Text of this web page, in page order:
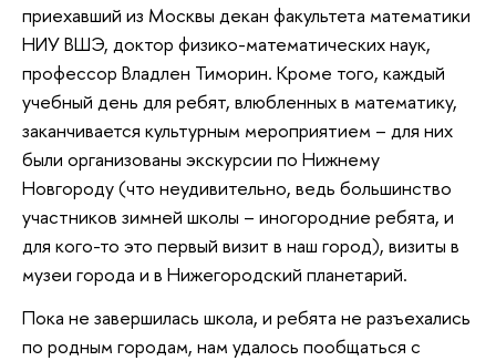
приехавший из Москвы декан факультета математики
НИУ ВШЭ, доктор физико-математических наук,
профессор Владлен Тиморин. Кроме того, каждый
учебный день для ребят, влюбленных в математику,
заканчивается культурным мероприятием – для них
были организованы экскурсии по Нижнему
Новгороду (что неудивительно, ведь большинство
участников зимней школы – иногородние ребята, и
для кого-то это первый визит в наш город), визиты в
музеи города и в Нижегородский планетарий.
Пока не завершилась школа, и ребята не разъехались
по родным городам, нам удалось пообщаться с